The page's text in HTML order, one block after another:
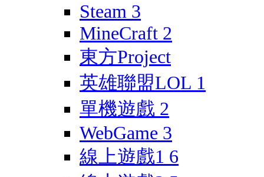
Steam 3
MineCraft 2
東方Project
英雄聯盟LOL 1
單機遊戲 2
WebGame 3
線上遊戲1 6